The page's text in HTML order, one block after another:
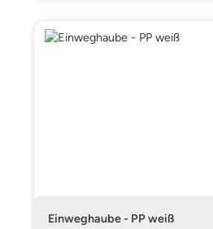
Einweghaube - PP weiß